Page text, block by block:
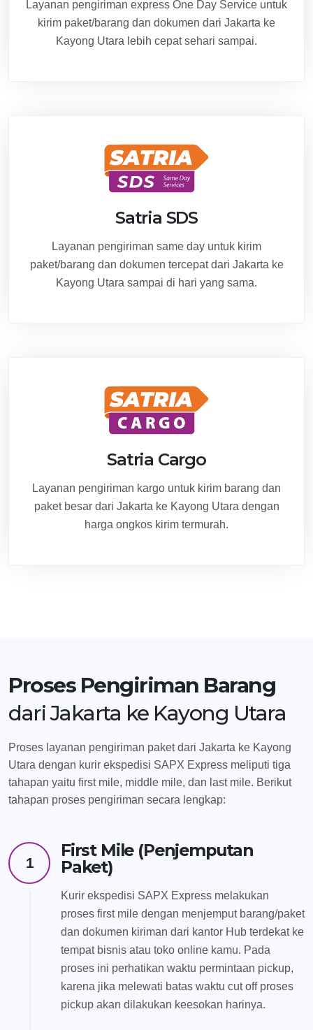
Layanan pengiriman express One Day Service untuk
kirim paket/barang dan dokumen dari Jakarta ke
Kayong Utara lebih cepat sehari sampai.
Satria SDS
Layanan pengiriman same day untuk kirim
paket/barang dan dokumen tercepat dari Jakarta ke
Kayong Utara sampai di hari yang sama.
Satria Cargo
Layanan pengiriman kargo untuk kirim barang dan
paket besar dari Jakarta ke Kayong Utara dengan
harga ongkos kirim termurah.
Proses Pengiriman Barang
dari Jakarta ke Kayong Utara
Proses layanan pengiriman paket dari Jakarta ke Kayong
Utara dengan kurir ekspedisi SAPX Express meliputi tiga
tahapan yaitu first mile, middle mile, dan last mile. Berikut
tahapan proses pengiriman secara lengkap:
1
First Mile (Penjemputan
Paket)
Kurir ekspedisi SAPX Express melakukan
proses first mile dengan menjemput barang/paket
dan dokumen kiriman dari kantor Hub terdekat ke
tempat bisnis atau toko online kamu. Pada
proses ini perhatikan waktu permintaan pickup,
karena jika melewati batas waktu cut off proses
pickup akan dilakukan keesokan harinya.